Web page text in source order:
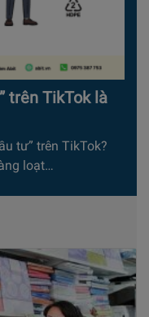
trên TikTok là
tư” trên TikTok?
loạt…